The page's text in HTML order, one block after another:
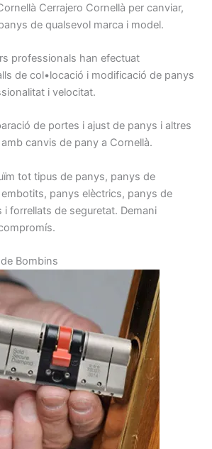
Cerrajero Cornellà per canviar,
de qualsevol marca i model.
professionals han efectuat
de col•locació i modificació de panys
i velocitat.
de portes i ajust de panys i altres
amb canvis de pany a Cornellà.
tot tipus de panys, panys de
embotits, panys elèctrics, panys de
i forrellats de seguretat. Demani
.
Bombins